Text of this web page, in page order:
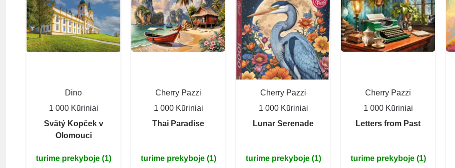
Dino
1 000 Kūriniai
Svätý Kopček v
Olomouci
turime prekyboje (1)
Cherry Pazzi
1 000 Kūriniai
Thai Paradise
turime prekyboje (1)
Cherry Pazzi
1 000 Kūriniai
Lunar Serenade
turime prekyboje (1)
Cherry Pazzi
1 000 Kūriniai
Letters from Past
turime prekyboje (1)